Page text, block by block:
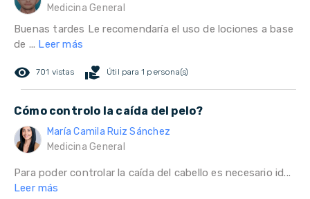
Medicina General
Buenas tardes Le recomendaría el uso de lociones a base
de ... Leer más
remove_red_eye 701 vistas volunteer_activism Útil para 1 persona(s)
Cómo controlo la caída del pelo?
María Camila Ruiz Sánchez
Medicina General
Para poder controlar la caída del cabello es necesario id...
Leer más